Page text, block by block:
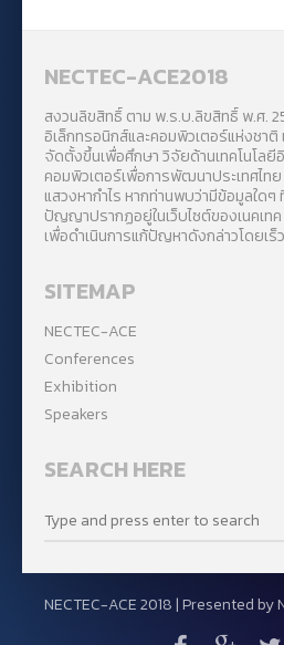
NECTEC-ACE2018
สงวนลิขสิทธิ์ ตาม พ.ร.บ.ลิขสิทธิ์ พ.ศ.
อิเล็กทรอนิกส์และคอมพิวเตอร์แห่งชา
จัดตั้งขึ้นเพื่อศึกษา วิจัยด้านเทคโนโลยี
คอมพิวเตอร์เพื่อการพัฒนาประเทศไท
แสวงหากำไร หากท่านพบว่ามีข้อมูลใด
ปัญญาปรากฏอยู่ในเว็บไซต์ของเนคเทค
เพื่อดำเนินการแก้ปัญหาดังกล่าวโดยเร็
SITEMAP
NECTEC-ACE
Conferences
Exhibition
Speakers
SEARCH HERE
NECTEC-ACE 2018 | Presented by